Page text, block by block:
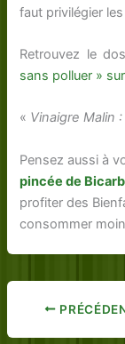
faut privilégier
Retrouvez le
sans polluer »
« Vinaigre Malin
Pensez aussi à
pincée de
profiter des
consommer